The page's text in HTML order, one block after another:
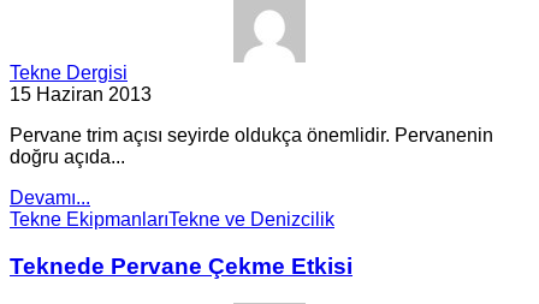
Tekne Dergisi
15 Haziran 2013
Pervane trim açısı seyirde oldukça önemlidir. Pervanenin
doğru açıda...
Devamı...
Tekne EkipmanlarıTekne ve Denizcilik
Teknede Pervane Çekme Etkisi